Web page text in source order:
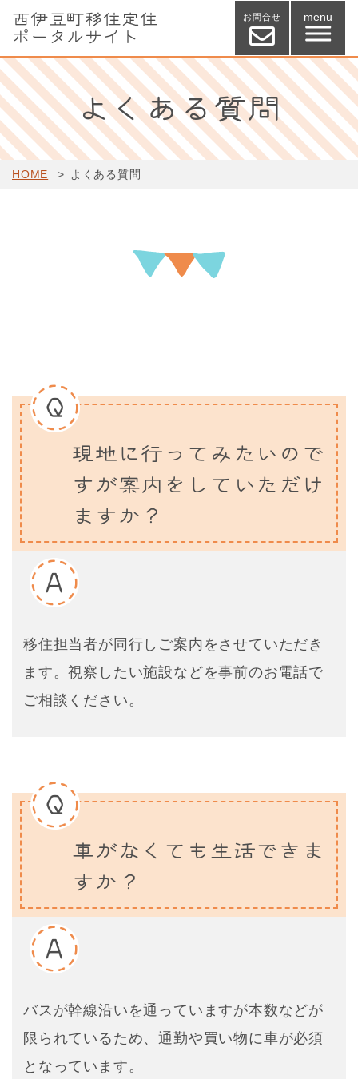
西伊豆町移住定住
ポータルサイト
お問合せ menu
TOP
西伊豆町のご紹介 住まい
よくある質問
HOME よくある質問
現地に行ってみたいので
すが案内をしていただけ
ますか？
移住担当者が同行しご案内をさせていただき
ます。視察したい施設などを事前のお電話で
ご相談ください。
車がなくても生活できま
すか？
バスが幹線沿いを通っていますが本数などが
限られているため、通勤や買い物に車が必須
となっています。